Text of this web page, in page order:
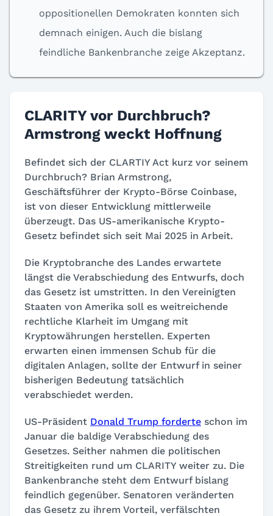
oppositionellen Demokraten konnten sich
demnach einigen. Auch die bislang
feindliche Bankenbranche zeige Akzeptanz.
CLARITY vor Durchbruch?
Armstrong weckt Hoffnung
Befindet sich der CLARTIY Act kurz vor seinem
Durchbruch? Brian Armstrong,
Geschäftsführer der Krypto-Börse Coinbase,
ist von dieser Entwicklung mittlerweile
überzeugt. Das US-amerikanische Krypto-
Gesetz befindet sich seit Mai 2025 in Arbeit.
Die Kryptobranche des Landes erwartete
längst die Verabschiedung des Entwurfs, doch
das Gesetz ist umstritten. In den Vereinigten
Staaten von Amerika soll es weitreichende
rechtliche Klarheit im Umgang mit
Kryptowährungen herstellen. Experten
erwarten einen immensen Schub für die
digitalen Anlagen, sollte der Entwurf in seiner
bisherigen Bedeutung tatsächlich
verabschiedet werden.
US-Präsident Donald Trump forderte schon im
Januar die baldige Verabschiedung des
Gesetzes. Seither nahmen die politischen
Streitigkeiten rund um CLARITY weiter zu. Die
Bankenbranche steht dem Entwurf bislang
feindlich gegenüber. Senatoren veränderten
das Gesetz zu ihrem Vorteil, verfälschten